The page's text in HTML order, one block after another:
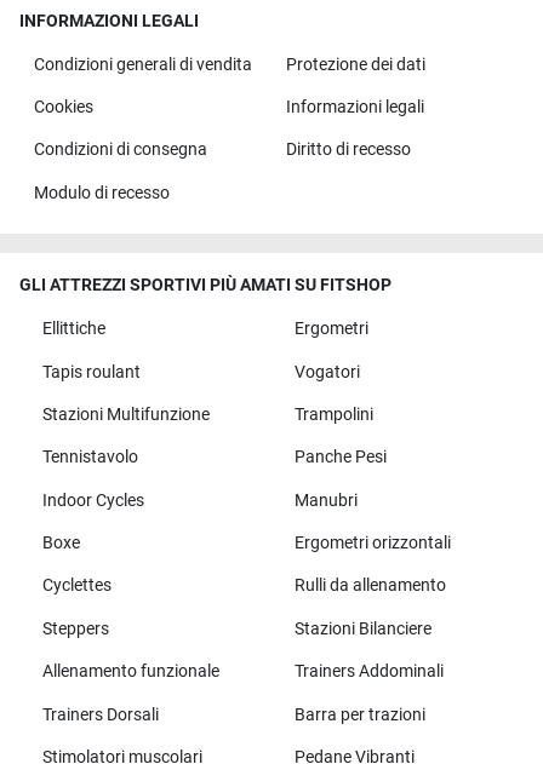
INFORMAZIONI LEGALI
Condizioni generali di vendita Protezione dei dati
Cookies Informazioni legali
Condizioni di consegna Diritto di recesso
Modulo di recesso
GLI ATTREZZI SPORTIVI PIÙ AMATI SU FITSHOP
Ellittiche Ergometri
Tapis roulant Vogatori
Stazioni Multifunzione Trampolini
Tennistavolo Panche Pesi
Indoor Cycles Manubri
Boxe Ergometri orizzontali
Cyclettes Rulli da allenamento
Steppers Stazioni Bilanciere
Allenamento funzionale Trainers Addominali
Trainers Dorsali Barra per trazioni
Stimolatori muscolari Pedane Vibranti